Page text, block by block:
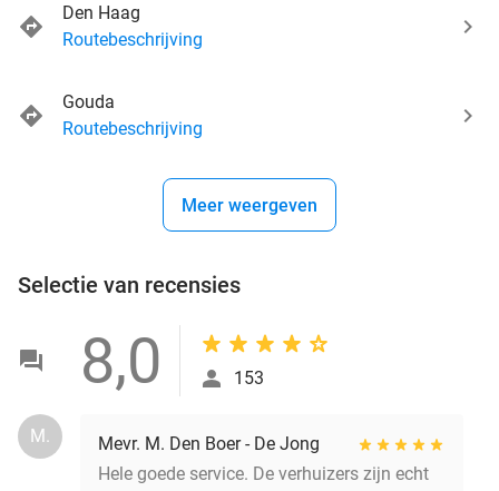
Den Haag
Routebeschrijving
Gouda
Routebeschrijving
Meer weergeven
Selectie van recensies
8,0 153
M.
Mevr. M. Den Boer - De Jong
Hele goede service. De verhuizers zijn echt